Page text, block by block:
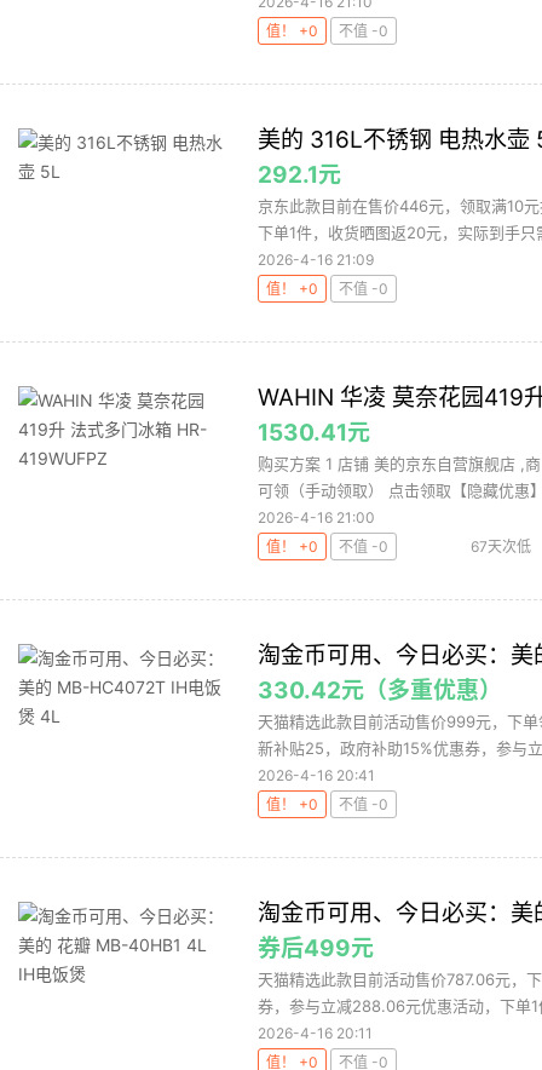
值！ +0
不值 -0
美的 316L不锈钢 电热水壶
292.1元
京东此款目前在售价446元，领取满10
下单1件，收货晒图返20元，实际到手只
2026-4-16 21:09
值！ +0
不值 -0
WAHIN 华凌 莫奈花园419
1530.41元
购买方案 1 店铺 美的京东自营旗舰店 ,
可领（手动领取） 点击领取【隐藏优惠
2026-4-16 21:00
值！ +0
不值 -0 67天次低
淘金币可用、今日必买：
330.42元（多重优惠）
天猫精选此款目前活动售价999元，下
新补贴25，政府补助15%优惠券，参与
2026-4-16 20:41
值！ +0
不值 -0
淘金币可用、今日必买：
券后499元
天猫精选此款目前活动售价787.06元，
券，参与立减288.06元优惠活动，下单
2026-4-16 20:11
值！ +0
不值 -0